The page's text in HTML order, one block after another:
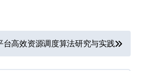
台高效资源调度算法研究与实践